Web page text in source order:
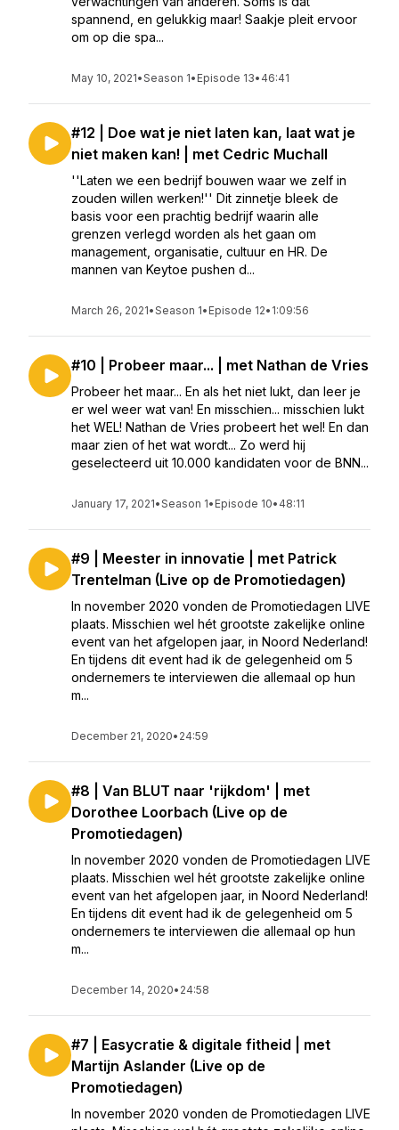
spannend, en gelukkig maar! Saakje pleit ervoor
om op die spa...
May 10, 2021•Season 1• Episode 13• 46:41
#12 | Doe wat je niet laten kan, laat wat je
niet maken kan! | met Cedric Muchall
''Laten we een bedrijf bouwen waar we zelf in
zouden willen werken!'' Dit zinnetje bleek de
basis voor een prachtig bedrijf waarin alle
grenzen verlegd worden als het gaan om
management, organisatie, cultuur en HR. De
mannen van Keytoe pushen d...
March 26, 2021•Season 1• Episode 12• 1:09:56
#10 | Probeer maar... | met Nathan de Vries
Probeer het maar... En als het niet lukt, dan leer je
er wel weer wat van! En misschien... misschien lukt
het WEL! Nathan de Vries probeert het wel! En dan
maar zien of het wat wordt... Zo werd hij
geselecteerd uit 10.000 kandidaten voor de BNN...
January 17, 2021•Season 1• Episode 10• 48:11
#9 | Meester in innovatie | met Patrick
Trentelman (Live op de Promotiedagen)
In november 2020 vonden de Promotiedagen LIVE
plaats. Misschien wel hét grootste zakelijke online
event van het afgelopen jaar, in Noord Nederland!
En tijdens dit event had ik de gelegenheid om 5
ondernemers te interviewen die allemaal op hun
m...
December 21, 2020• 24:59
#8 | Van BLUT naar 'rijkdom' | met
Dorothee Loorbach (Live op de
Promotiedagen)
In november 2020 vonden de Promotiedagen LIVE
plaats. Misschien wel hét grootste zakelijke online
event van het afgelopen jaar, in Noord Nederland!
En tijdens dit event had ik de gelegenheid om 5
ondernemers te interviewen die allemaal op hun
m...
December 14, 2020• 24:58
#7 | Easycratie & digitale fitheid | met
Martijn Aslander (Live op de
Promotiedagen)
In november 2020 vonden de Promotiedagen LIVE